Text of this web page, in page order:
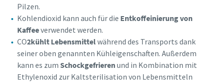
Pilzen.
Kohlendioxid kann auch für die Entkoffeinierung von
Kaffeeverwendet werden.
CO2kühlt Lebensmittelwährend des Transports dank
seiner oben genannten Kühleigenschaften. Außerdem
kann es zumSchockgefrierenund in Kombination mit
Ethylenoxid zur Kaltsterilisation von Lebensmitteln